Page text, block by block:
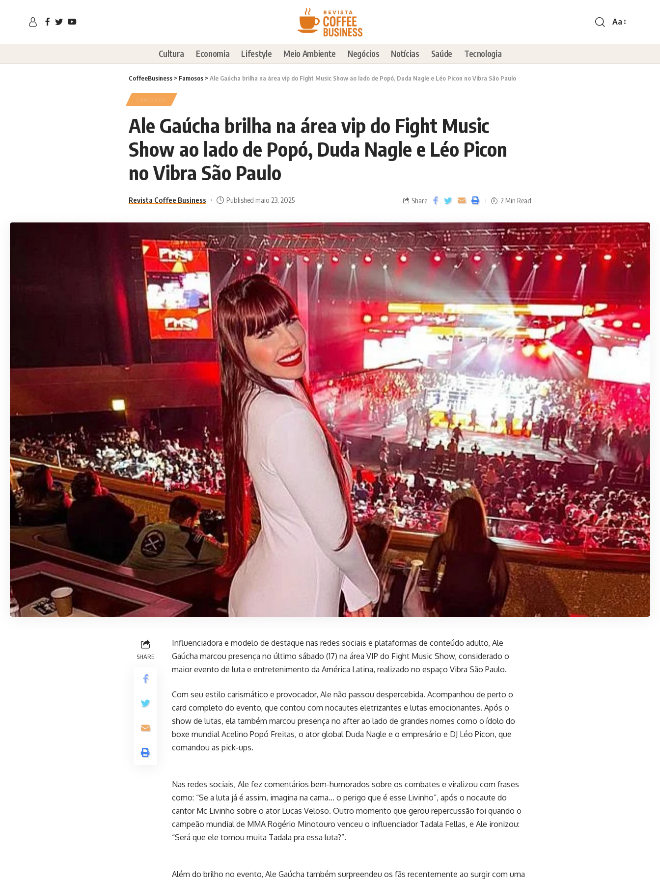
Aa
Cultura Economia Lifestyle Meio Ambiente Negócios Notícias Saúde Tecnologia
CoffeeBusiness > Famosos >Ale Gaúcha brilha na área vip do Fight Music Show ao lado de Popó, Duda Nagle e Léo Picon no Vibra São Paulo
FAMOSOS
Ale Gaúcha brilha na área vip do Fight Music
Show ao lado de Popó, Duda Nagle e Léo Picon
no Vibra São Paulo
Revista Coffee Business Published maio 23, 2025 Share 2 Min Read
SHARE
Influenciadora e modelo de destaque nas redes sociais e plataformas de conteúdo adulto, Ale
Gaúcha marcou presença no último sábado (17) na área VIP do Fight Music Show, considerado o
maior evento de luta e entretenimento da América Latina, realizado no espaço Vibra São Paulo.
Com seu estilo carismático e provocador, Ale não passou despercebida. Acompanhou de perto o
card completo do evento, que contou com nocautes eletrizantes e lutas emocionantes. Após o
show de lutas, ela também marcou presença no after ao lado de grandes nomes como o ídolo do
boxe mundial Acelino Popó Freitas, o ator global Duda Nagle e o empresário e DJ Léo Picon, que
comandou as pick-ups.
Nas redes sociais, Ale fez comentários bem-humorados sobre os combates e viralizou com frases
como: “Se a luta já é assim, imagina na cama… o perigo que é esse Livinho”, após o nocaute do
cantor Mc Livinho sobre o ator Lucas Veloso. Outro momento que gerou repercussão foi quando o
campeão mundial de MMA Rogério Minotouro venceu o influenciador Tadala Fellas, e Ale ironizou:
“Será que ele tomou muita Tadala pra essa luta?”.
Além do brilho no evento, Ale Gaúcha também surpreendeu os fãs recentemente ao surgir com uma